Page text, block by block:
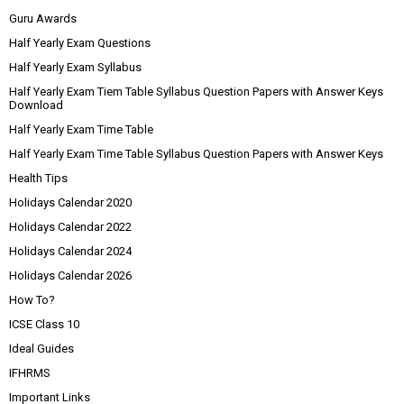
Guru Awards
Half Yearly Exam Questions
Half Yearly Exam Syllabus
Half Yearly Exam Tiem Table Syllabus Question Papers with Answer Keys
Download
Half Yearly Exam Time Table
Half Yearly Exam Time Table Syllabus Question Papers with Answer Keys
Health Tips
Holidays Calendar 2020
Holidays Calendar 2022
Holidays Calendar 2024
Holidays Calendar 2026
How To?
ICSE Class 10
Ideal Guides
IFHRMS
Important Links